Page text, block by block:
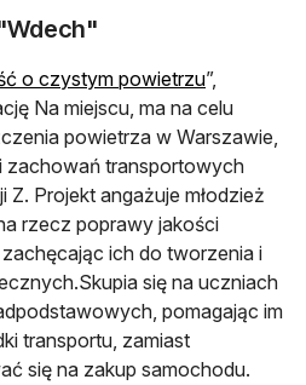
o czystym powietrzuotwiera się
”,
Na miejscu, ma na celu
powietrza w Warszawie,
zachowań transportowych
Z. Projekt angażuje młodzież
rzecz poprawy jakości
ich do tworzenia i
się na uczniach
pomagając im
transportu, zamiast
się na zakup samochodu.